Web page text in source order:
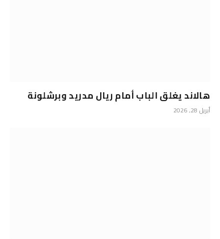
هالاند يغلق الباب أمام ريال مدريد وبرشلونة
أبريل 28, 2026